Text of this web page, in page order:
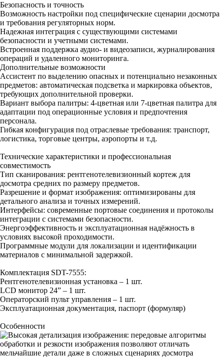
Безопасность и точность
Возможность настройки под специфические сценарии досмотра
и требования регуляторных норм.
Надежная интеграция с существующими системами
безопасности и учетными системами.
Встроенная поддержка аудио- и видеозаписи, журналирования
операций и удаленного мониторинга.
Дополнительные возможности
Ассистент по выделению опасных и потенциально незаконных
предметов: автоматическая подсветка и маркировка объектов,
требующих дополнительной проверки.
Вариант выбора палитры: 4-цветная или 7-цветная палитра для
адаптации под операционные условия и предпочтения
персонала.
Гибкая конфигурация под отраслевые требования: транспорт,
логистика, торговые центры, аэропорты и т.д.
Технические характеристики и профессиональная
совместимость
Тип сканирования: рентгенотелевизионный кортеж для
досмотра средних по размеру предметов.
Разрешение и формат изображения: оптимизированы для
детального анализа и точных измерений.
Интерфейсы: современные портовые соединения и протоколы
интеграции с системами безопасности.
Энергоэффективность и эксплуатационная надёжность в
условиях высокой проходимости.
Программные модули для локализации и идентификации
материалов с минимальной задержкой.
Комплектация SDT-7555:
Рентгенотелевизионная установка – 1 шт.
LCD монитор 24” – 1 шт.
Операторский пульт управления – 1 шт.
Эксплуатационная документация, паспорт (формуляр)
Особенности